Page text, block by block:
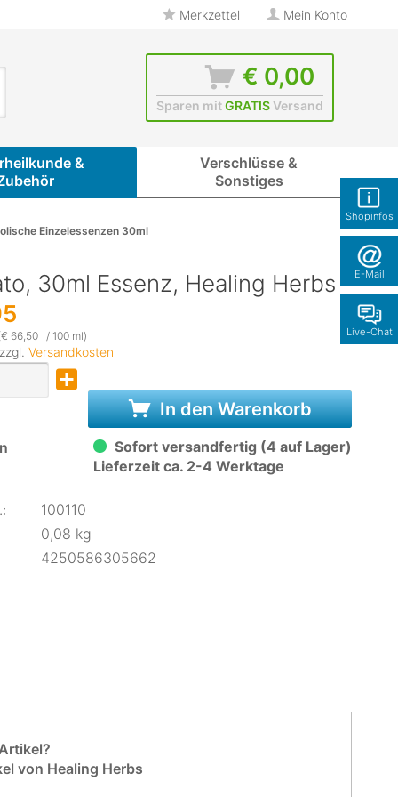
Shopinfos
E-Mail
Live-Chat
Merkzettel Mein Konto
€ 0,00
Sparen mitGRATISVersand
&
Verschlüsse &
Sonstiges
Einzelessenzen 30ml
30ml Essenz, Healing Herbs
66,50 / 100 ml)
Versandkosten
In den Warenkorb
Sofort versandfertig (4 auf Lager)
Lieferzeit ca. 2-4 Werktage
100110
0,08 kg
4250586305662
von Healing Herbs